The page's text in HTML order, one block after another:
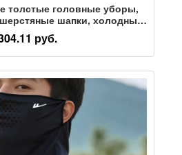
толстые головные уборы,
шапки, холодные
уши, плюш, зимнее лицо,
защита от холода
руб.